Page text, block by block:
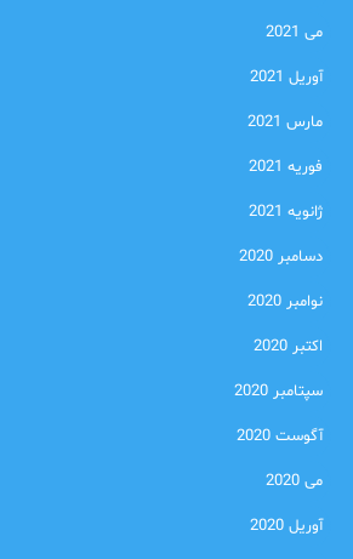
می 2021
آوریل 2021
مارس 2021
فوریه 2021
ژانویه 2021
دسامبر 2020
نوامبر 2020
اکتبر 2020
سپتامبر 2020
آگوست 2020
می 2020
آوریل 2020